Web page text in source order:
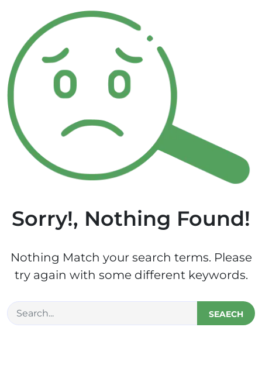
Sorry!, Nothing Found!
Nothing Match your search terms. Please
try again with some different keywords.
SEAECH